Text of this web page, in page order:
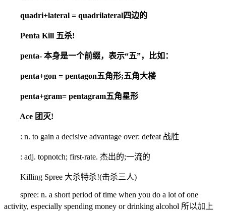
quadri+lateral = quadrilateral四边的
Penta Kill 五杀!
penta- 本身是一个前缀，表示“五”，比如：
penta+gon = pentagon五角形;五角大楼
penta+gram= pentagram五角星形
Ace 团灭!
: n. to gain a decisive advantage over: defeat 战胜
: adj. topnotch; first-rate. 杰出的;一流的
Killing Spree 大杀特杀!(击杀三人)
spree: n. a short period of time when you do a lot of one
activity, especially spending money or drinking alcohol 所以加上